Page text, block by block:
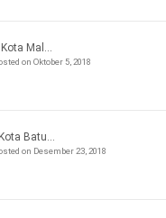
Mal...
on Oktober 5, 2018
Batu...
on Desember 23, 2018